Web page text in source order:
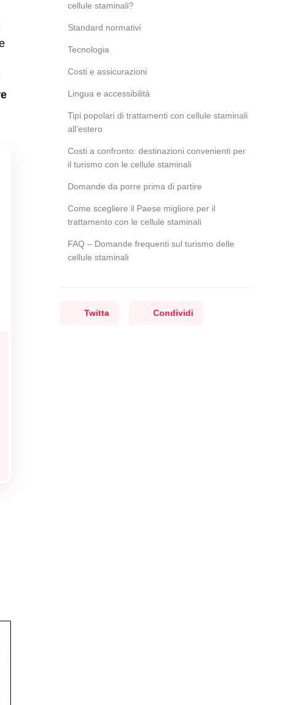
cellule staminali?
Standard normativi
Tecnologia
Costi e assicurazioni
Lingua e accessibilità
Tipi popolari di trattamenti con cellule staminali
all’estero
Costi a confronto: destinazioni convenienti per
il turismo con le cellule staminali
Domande da porre prima di partire
Come scegliere il Paese migliore per il
trattamento con le cellule staminali
FAQ – Domande frequenti sul turismo delle
cellule staminali
Twitta Condividi